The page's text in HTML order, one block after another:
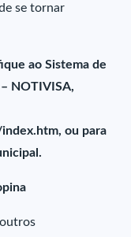
se tornar
ao Sistema de
NOTIVISA,
ou para